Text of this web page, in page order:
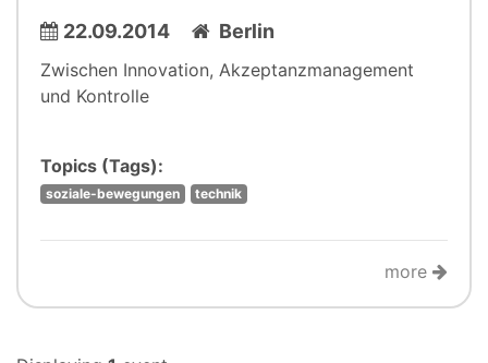
22.09.2014 Berlin
Zwischen Innovation, Akzeptanzmanagement
und Kontrolle
Topics (Tags):
soziale-bewegungen technik
more